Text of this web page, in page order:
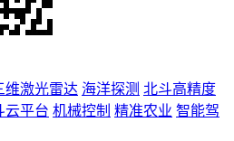
维激光雷达 海洋探测 北斗高精度
云平台 机械控制 精准农业 智能驾